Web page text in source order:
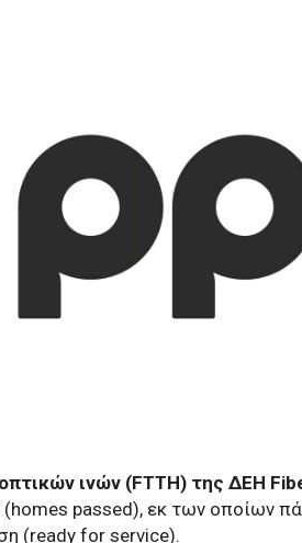
ινών (FTTH) της ΔΕΗ
(homes passed), εκ των οποίων
(ready for service).